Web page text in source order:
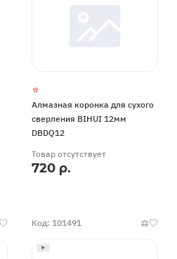
Алмазная коронка для сухого
сверления BIHUI 12мм
DBDQ12
Товар отсутствует
720 р.
Код: 101491